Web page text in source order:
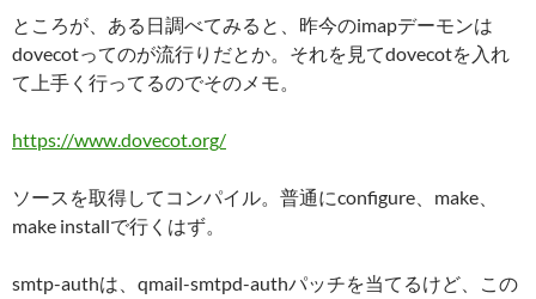
ところが、ある日調べてみると、昨今のimapデーモンは
dovecotってのが流行りだとか。それを見てdovecotを入れ
て上手く行ってるのでそのメモ。
https://www.dovecot.org/
ソースを取得してコンパイル。普通にconfigure、make、
make installで行くはず。
smtp-authは、qmail-smtpd-authパッチを当てるけど、この